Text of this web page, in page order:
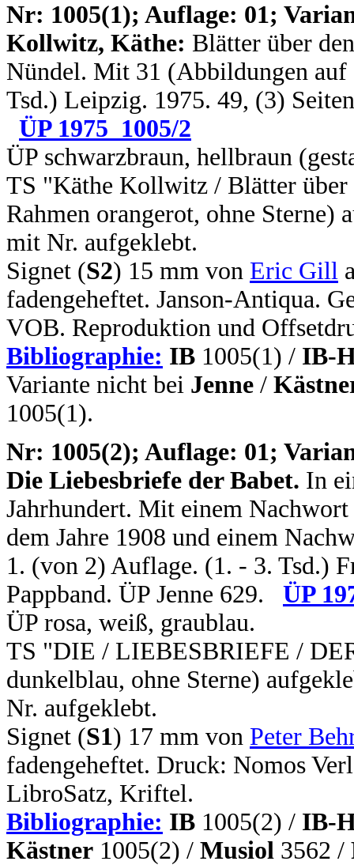
Nr: 1005(1); Auflage: 01;
Kollwitz, Käthe: Blätter über
Nündel. Mit 31 (Abbildungen
Tsd.) Leipzig. 1975. 49, (3)
ÜP 1975_1005/2
ÜP schwarzbraun, hellbraun
TS "Käthe Kollwitz / Blätter
Rahmen orangerot, ohne
mit Nr. aufgeklebt.
Signet (S2) 15 mm von Eric Gill
fadengeheftet. Janson-Antiqua.
VOB. Reproduktion und
Bibliographie: IB 1005(1) / IB-
Variante nicht bei Jenne /
1005(1).
Nr: 1005(2); Auflage: 01;
Die Liebesbriefe der Babet. In
Jahrhundert. Mit einem
dem Jahre 1908 und einem
1. (von 2) Auflage. (1. - 3. Tsd.)
Pappband. ÜP Jenne 629.
ÜP
ÜP rosa, weiß, graublau.
TS "DIE / LIEBESBRIEFE /
dunkelblau, ohne Sterne)
Nr. aufgeklebt.
Signet (S1) 17 mm von Peter
fadengeheftet. Druck: Nomos
LibroSatz, Kriftel.
Bibliographie: IB 1005(2) / IB-
Kästner 1005(2) / Musiol 3562 /